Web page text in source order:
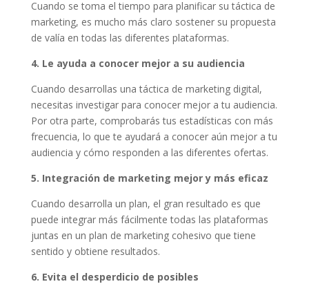
Cuando se toma el tiempo para planificar su táctica de
marketing, es mucho más claro sostener su propuesta
de valía en todas las diferentes plataformas.
4. Le ayuda a conocer mejor a su audiencia
Cuando desarrollas una táctica de marketing digital,
necesitas investigar para conocer mejor a tu audiencia.
Por otra parte, comprobarás tus estadísticas con más
frecuencia, lo que te ayudará a conocer aún mejor a tu
audiencia y cómo responden a las diferentes ofertas.
5. Integración de marketing mejor y más eficaz
Cuando desarrolla un plan, el gran resultado es que
puede integrar más fácilmente todas las plataformas
juntas en un plan de marketing cohesivo que tiene
sentido y obtiene resultados.
6. Evita el desperdicio de posibles